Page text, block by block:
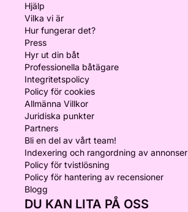
Hjälp
Vilka vi är
Hur fungerar det?
Press
Hyr ut din båt
Professionella båtägare
Integritetspolicy
Policy för cookies
Allmänna Villkor
Juridiska punkter
Partners
Bli en del av vårt team!
Indexering och rangordning av annonser
Policy för tvistlösning
Policy för hantering av recensioner
Blogg
DU KAN LITA PÅ OSS